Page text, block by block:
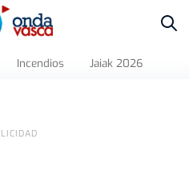
Incendios Jaiak 2026